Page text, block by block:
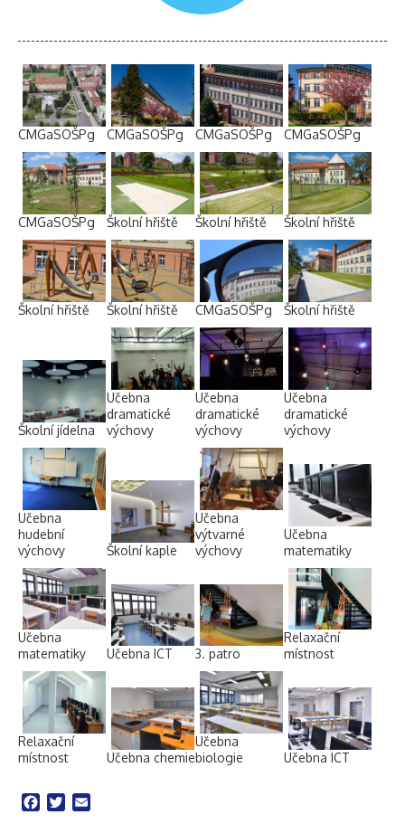
CMGaSOŠPg CMGaSOŠPg CMGaSOŠPg CMGaSOŠPg
CMGaSOŠPg Školní hřiště Školní hřiště Školní hřiště
Školní hřiště Školní hřiště CMGaSOŠPg Školní hřiště
Školní jídelna
Učebna
dramatické
výchovy
Učebna
dramatické
výchovy
Učebna
dramatické
výchovy
Učebna
hudební
výchovy
Školní kaple
Učebna
výtvarné
výchovy
Učebna
matematiky
Učebna
matematiky
Učebna ICT 3. patro
Relaxační
místnost
Relaxační
místnost
Učebna chemie
Učebna
biologie
Učebna ICT
Facebook
Twitter